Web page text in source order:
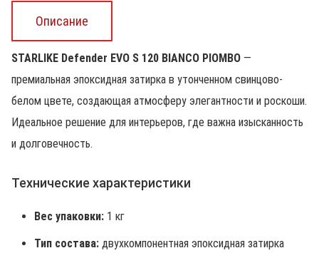
Описание
STARLIKE Defender EVO S 120 BIANCO PIOMBO —
премиальная эпоксидная затирка в утонченном свинцово-
белом цвете, создающая атмосферу элегантности и роскоши.
Идеальное решение для интерьеров, где важна изысканность
и долговечность.
Технические характеристики
Вес упаковки: 1 кг
Тип состава: двухкомпонентная эпоксидная затирка